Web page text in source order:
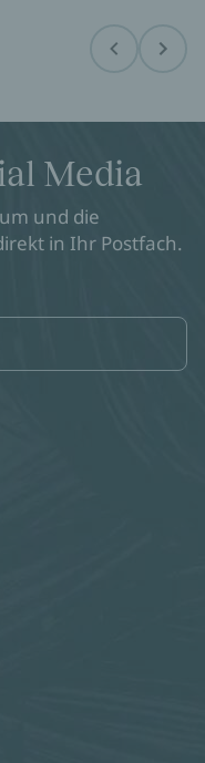
Before Next
Media
und die
in Ihr Postfach.